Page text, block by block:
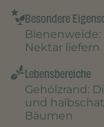
Besondere
Bienenweide
Nektar liefern
Lebensbereiche
Gehölzrand :
und
Bäumen